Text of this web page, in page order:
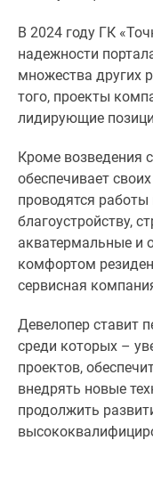
В 2024 году ГК
надежности
множества других
того, проекты
лидирующие
Кроме возведения
обеспечивает
проводятся
благоустройству,
акватермальные и
комфортом
сервисная
Девелопер ставит
среди которых –
проектов,
внедрять новые
продолжить